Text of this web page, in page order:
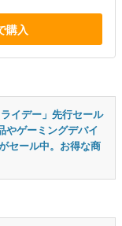
購入
イデー」先行セール
やゲーミングデバイ
セール中。お得な商